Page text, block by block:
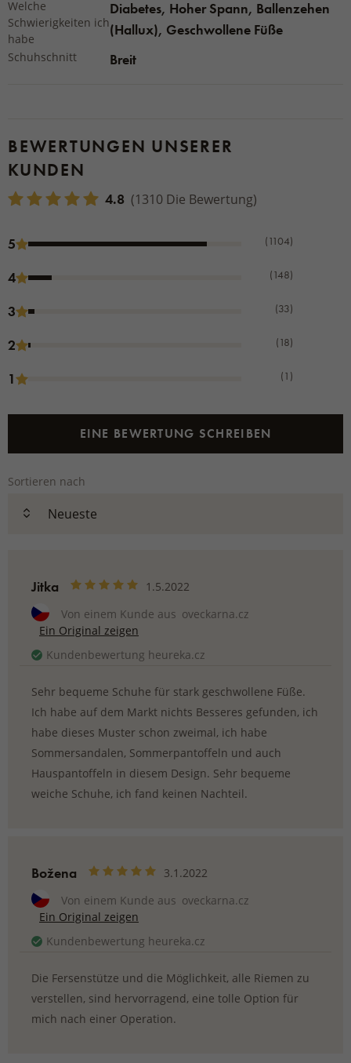
Anpassungsfähiges Oberteil - Mikrovelour
Geformte Einlegesohle - Gambrela
Rutschfeste Sohle - Polyurethan
Welche
Schwierigkeiten ich
habe
Diabetes, Hoher Spann, Ballenzehen
(Hallux), Geschwollene Füße
Schuhschnitt Breit
BEWERTUNGEN UNSERER
KUNDEN
4.8 (1310 Die Bewertung)
5 (1104)
4 (148)
3 (33)
2 (18)
1 (1)
EINE BEWERTUNG SCHREIBEN
Sortieren nach
Jitka
1.5.2022
Von einem Kunde aus oveckarna.cz
Ein Original zeigen
Kundenbewertung heureka.cz
Sehr bequeme Schuhe für stark geschwollene Füße.
Ich habe auf dem Markt nichts Besseres gefunden, ich
habe dieses Muster schon zweimal, ich habe
Sommersandalen, Sommerpantoffeln und auch
Hauspantoffeln in diesem Design. Sehr bequeme
weiche Schuhe, ich fand keinen Nachteil.
Božena
3.1.2022
Von einem Kunde aus oveckarna.cz
Ein Original zeigen
Kundenbewertung heureka.cz
Die Fersenstütze und die Möglichkeit, alle Riemen zu
verstellen, sind hervorragend, eine tolle Option für
mich nach einer Operation.